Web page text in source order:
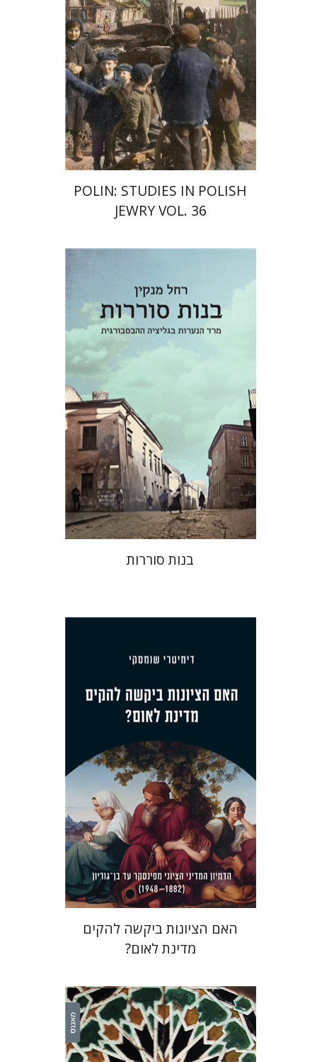
POLIN: STUDIES IN POLISH
JEWRY VOL. 36
רחל מנקין
יפתח בריל
הנחת אתר ספר מודפס
$35
$32
בנות סוררות
דימיטרי שומסקי
הנחת אתר ספר מודפס
$42
$38
האם הציונות ביקשה להקים
מדינת לאום?